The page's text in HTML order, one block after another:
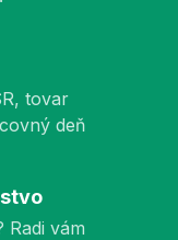
tovar
deň
Radi vám